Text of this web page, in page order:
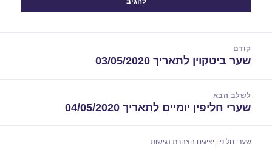
קודם
הפוסט
שער ביטקוין לתאריך 03/05/2020
לשלב הבא
הפוסט
שערי חליפין יומיים לתאריך 04/05/2020
שערי חליפין יציגים הצהרת נגישות